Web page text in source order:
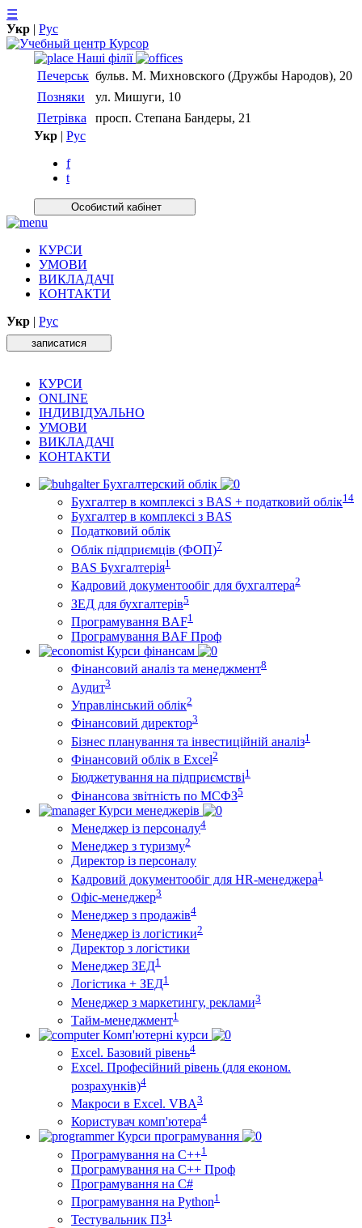
☰
Укр | Рус
Нашi фiлiї
Печерськ бульв. М. Михновского (Дружбы Народов), 20
Позняки
ул. Мишуги, 10
Петрівка
просп. Степана Бандеры, 21
Укр | Рус
f
t
Особистий кабiнет
КУРСИ
УМОВИ
ВИКЛАДАЧІ
КОНТАКТИ
Укр | Рус
записатися
КУРСИ
ONLINE
ІНДИВІДУАЛЬНО
УМОВИ
ВИКЛАДАЧІ
КОНТАКТИ
Бухгалтерский облік
Бухгалтер в комплексі з BAS + податковий облік14
Бухгалтер в комплексі з BAS
Податковий облік
Облік підприємців (ФОП)7
BAS Бухгалтерія1
Кадровий документообіг для бухгалтера2
ЗЕД для бухгалтерів5
Програмування BAF1
Програмування BAF Проф
Курси фінансам
Фінансовий аналіз та менеджмент8
Аудит3
Управлінський облік2
Фінансовий директор3
Бізнес планування та інвестиційній аналіз1
Фінансовий облiк в Excel2
Бюджетування на підприємстві1
Фінансова звітність по МСФЗ5
Курси менеджерів
Менеджер із персоналу4
Менеджер з туризму2
Директор iз персоналу
Кадровий документообіг для HR-менеджера1
Офіс-менеджер3
Менеджер з продажів4
Менеджер із логістики2
Директор з логістики
Менеджер ЗEД1
Логістика + ЗЕД1
Менеджер з маркетингу, реклами3
Тайм-менеджмент1
Комп'ютерні курси
Excel. Базовий рівень4
Excel. Професійний рівень (для економ.
розрахунків)4
Макроси в Excel. VBA3
Користувач комп'ютера4
Курси програмування
Програмування на С++1
Програмування на С++ Проф
Програмування на C#
Програмування на Python1
Тестувальник ПЗ1